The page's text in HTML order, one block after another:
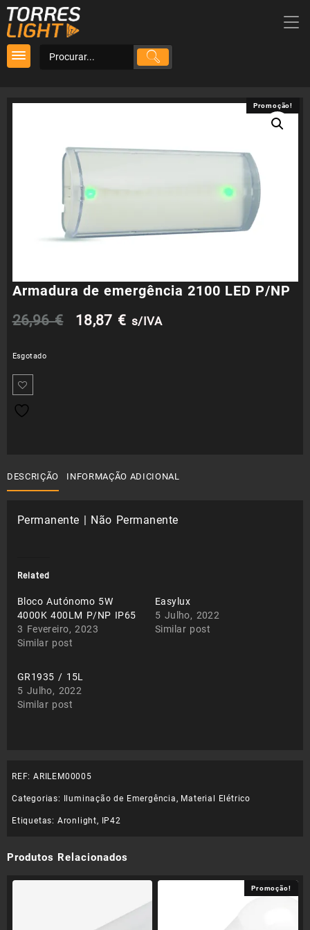
Skip
content
Promoção!
Armadura de emergência 2100 LED P/NP
26,96€
O
18,87 €Os/IVA
Esgotado
Promoção!
DESCRIÇÃO INFORMAÇÃO ADICIONAL
Permanente | Não Permanente
Related
Bloco Autónomo 5W
4000K 400LM P/NP IP65
3 Fevereiro, 2023
Similar post
Easylux
5 Julho, 2022
Similar post
GR1935 / 15L
5 Julho, 2022
Similar post
REF: ARILEM00005
Categorias: Iluminação de Emergência, Material Elétrico
Etiquetas: Aronlight, IP42
Produtos Relacionados
Promoção!